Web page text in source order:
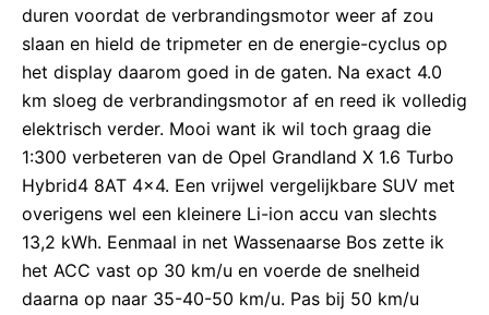
duren voordat de verbrandingsmotor weer af zou
slaan en hield de tripmeter en de energie-cyclus op
het display daarom goed in de gaten. Na exact 4.0
km sloeg de verbrandingsmotor af en reed ik volledig
elektrisch verder. Mooi want ik wil toch graag die
1:300 verbeteren van de Opel Grandland X 1.6 Turbo
Hybrid4 8AT 4×4. Een vrijwel vergelijkbare SUV met
overigens wel een kleinere Li-ion accu van slechts
13,2 kWh. Eenmaal in net Wassenaarse Bos zette ik
het ACC vast op 30 km/u en voerde de snelheid
daarna op naar 35-40-50 km/u. Pas bij 50 km/u